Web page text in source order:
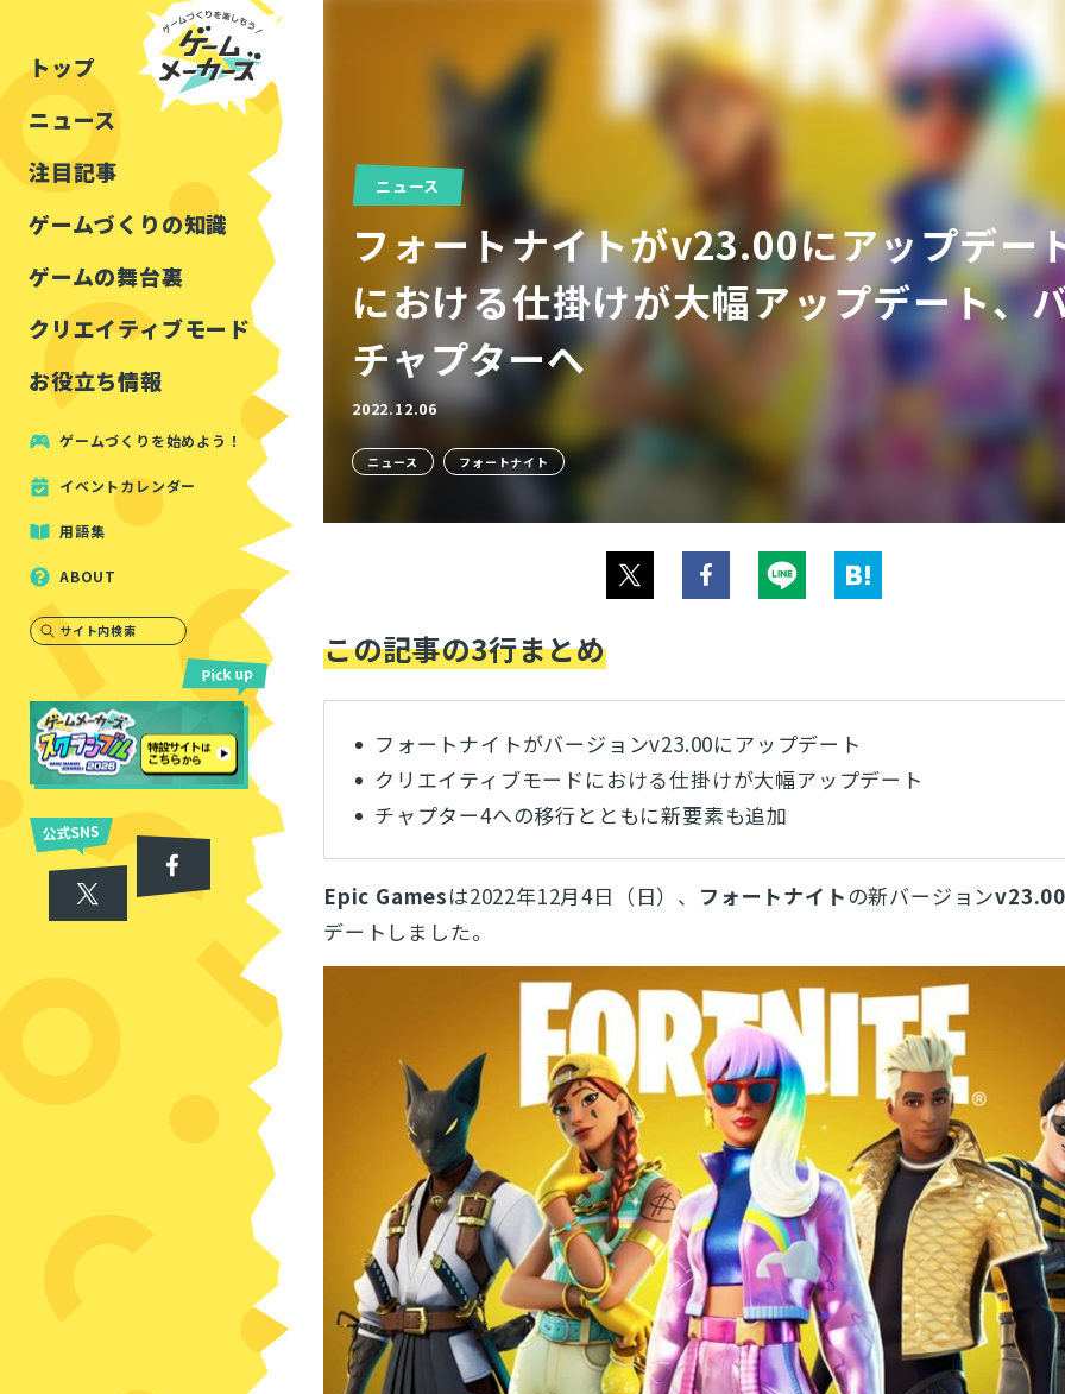
トップ
ニュース
注目記事
ゲームづくりの知識
ルールをつくる
見た目を良くする
ゲームの舞台裏
講演レポート
クリエイティブモード
マインクラフト
お役立ち情報
イベントレポート
アセットレビュー
ツール紹介
周辺機器・ハードウェア
ゲームづくりを始めよう！
イベントカレンダー
用語集
ABOUT
サイト内検索
ニュース
フォートナイトがv23.00にアップデー
における仕掛けが大幅アップデート、
チャプターへ
2022.12.06
ニュース フォートナイト
この記事の3行まとめ
フォートナイトがバージョンv23.00にアップデート
クリエイティブモードにおける仕掛けが大幅アップデート
チャプター4への移行とともに新要素も追加
Epic Gamesは2022年12月4日（日）、 フォートナイトの新バージョン
デートしました。